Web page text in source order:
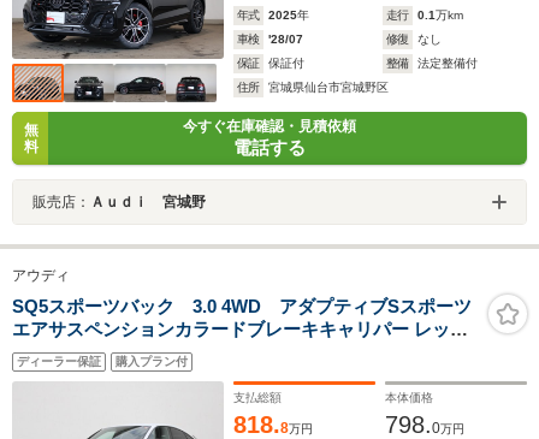
年式 2025年 走行 0.1万km
車検
'28/07 修復
なし
保証
保証付 整備
法定整備付
住所
宮城県仙台市宮城野区
無
料
今すぐ在庫確認・見積依頼
電話する
販売店： Ａｕｄｉ 宮城野
アウディ
SQ5スポーツバック 3.0 4WD アダプティブSスポーツ
エアサスペンションカラードブレーキキャリパー レッド
ブラックスタイリングパッケージファインナッパレザー
ダイヤモンドステッチ
ディーラー保証 購入プラン付
支払総額
818.8万円
本体価格
798.0万円